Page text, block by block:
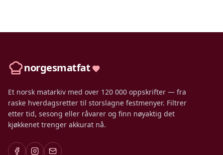
norgesmatfat
Et norsk matarkiv med over 120 000 oppskrifter — fra
raske hverdagsretter til storslagne festmenyer. Filtrer
etter tid, sesong eller råvarer og finn nøyaktig det
kjøkkenet trenger akkurat nå.